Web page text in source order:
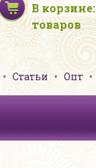
В корзине:
товаров
Статьи Опт